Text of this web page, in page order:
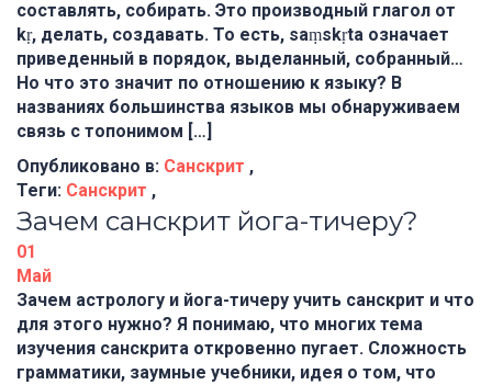
составлять, собирать. Это производный глагол от
kṛ, делать, создавать. То есть, saṃskṛta означает
приведенный в порядок, выделанный, собранный…
Но что это значит по отношению к языку? В
названиях большинства языков мы обнаруживаем
связь с топонимом […]
Опубликовано в: Санскрит ,
Теги: Санскрит ,
Зачем санскрит йога-тичеру?
01
Май
Зачем астрологу и йога-тичеру учить санскрит и что
для этого нужно? Я понимаю, что многих тема
изучения санскрита откровенно пугает. Сложность
грамматики, заумные учебники, идея о том, что